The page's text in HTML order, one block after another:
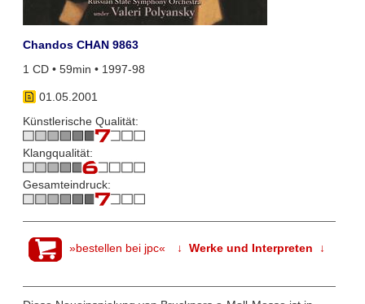
Chandos CHAN 9863
1 CD • 59min • 1997-98
01.05.2001
Künstlerische Qualität:
Klangqualität:
Gesamteindruck:
»bestellen bei jpc« ↓ Werke und Interpreten ↓